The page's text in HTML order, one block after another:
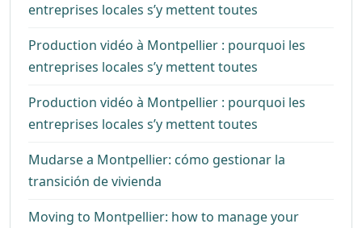
entreprises locales s’y mettent toutes
Production vidéo à Montpellier : pourquoi les
entreprises locales s’y mettent toutes
Production vidéo à Montpellier : pourquoi les
entreprises locales s’y mettent toutes
Mudarse a Montpellier: cómo gestionar la
transición de vivienda
Moving to Montpellier: how to manage your